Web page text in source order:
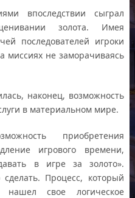
впоследствии сыграл
золота. Имея
последователей игроки
миссиях не заморачиваясь
наконец, возможность
в материальном мире.
приобретения
игрового времени,
в игре за золото».
Процесс, который
свое логическое